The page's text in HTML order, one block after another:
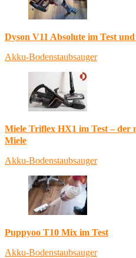
Dyson V11 Absolute im Test
Akku-Bodenstaubsauger
Miele Triflex HX1 im Test – der
Miele
Akku-Bodenstaubsauger
Puppyoo T10 Mix im Test
Akku-Bodenstaubsauger